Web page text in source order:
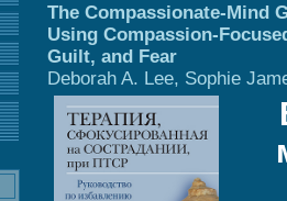
The Compassionate-Mind
Using Compassion-
Guilt, and Fear
Deborah A. Lee, Sophie